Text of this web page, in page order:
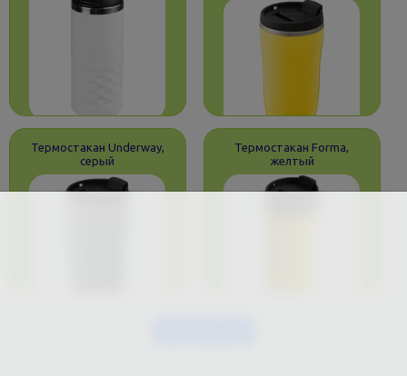
Термостакан Underway,
серый
Термостакан Forma,
желтый